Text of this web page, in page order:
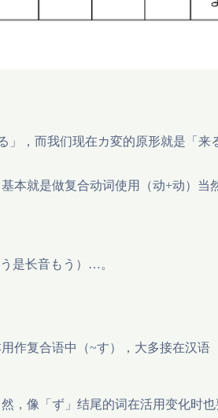
」，而我们现在カ変的原形就是「来
本就是做复合动词使用（动+动）当
是长音もう）…。
作复合语中（~す），大多接在汉语
，像「ず」结尾的词在活用变化时也